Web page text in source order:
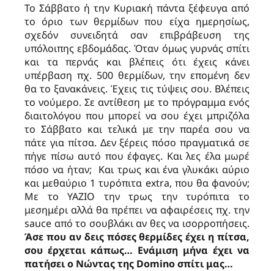
Το Σάββατο ή την Κυριακή πάντα ξέφευγα από
το όριο των θερμίδων που είχα ημερησίως,
σχεδόν συνειδητά σαν επιβράβευση της
υπόλοιπης εβδομάδας. Όταν όμως γυρνάς σπίτι
και τα περνάς και βλέπεις ότι έχεις κάνει
υπέρβαση πχ. 500 θερμίδων, την επομένη δεν
θα το ξανακάνεις. Έχεις τις τύψεις σου. Βλέπεις
το νούμερο. Σε αντίθεση με το πρόγραμμα ενός
διαιτολόγου που μπορεί να σου έχει μπριζόλα
το Σάββατο και τελικά με την παρέα σου να
πάτε για πίτσα. Δεν ξέρεις πόσο πραγματικά σε
πήγε πίσω αυτό που έφαγες. Και λες έλα μωρέ
πόσο να ήταν; Kαι τρως και ένα γλυκάκι αύριο
και μεθαύριο 1 τυρόπιτα extra, που θα φανούν;
Με το YAZIO την τρως την τυρόπιτα το
μεσημέρι αλλά θα πρέπει να αφαιρέσεις πχ. την
sauce από το σουβλάκι αν θες να ισορροπήσεις.
Άσε που αν δεις πόσες θερμίδες έχει η πίτσα,
σου έρχεται κάπως… Ενάμιση μήνα έχει να
πατήσει o Nώντας της Domino σπίτι μας…